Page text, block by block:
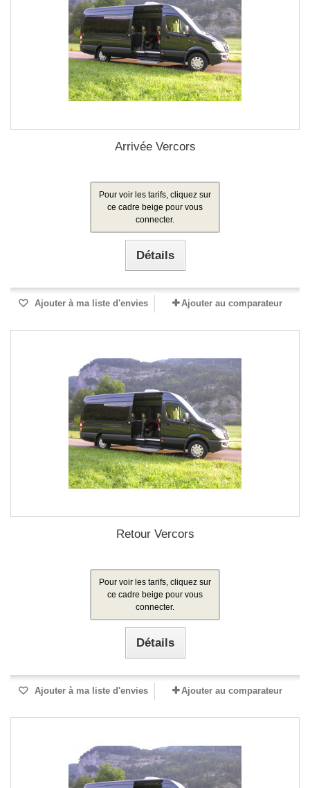
Arrivée Vercors
Pour voir les tarifs, cliquez sur
ce cadre beige pour vous
connecter.
Détails
Ajouter à ma liste d'envies Ajouter au comparateur
Retour Vercors
Pour voir les tarifs, cliquez sur
ce cadre beige pour vous
connecter.
Détails
Ajouter à ma liste d'envies Ajouter au comparateur